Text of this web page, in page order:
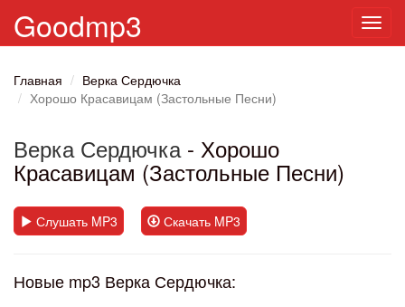
Goodmp3
Главная
Верка Сердючка
Хорошо Красавицам (Застольные Песни)
Верка Сердючка- Хорошо
Красавицам (Застольные Песни)
Слушать MP3 Скачать MP3
Новые mp3 Верка Сердючка: